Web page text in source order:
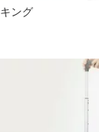
ング